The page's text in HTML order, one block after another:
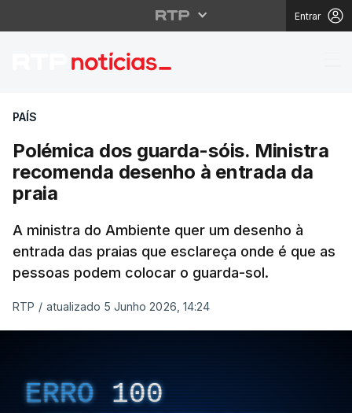
Entrar
Polémica dos
PAÍS
Polémica dos guarda-sóis. Ministra
recomenda desenho à entrada da
praia
A ministra do Ambiente quer um desenho à
entrada das praias que esclareça onde é que as
pessoas podem colocar o guarda-sol.
RTP / atualizado 5 Junho 2026, 14:24
ERRO 100